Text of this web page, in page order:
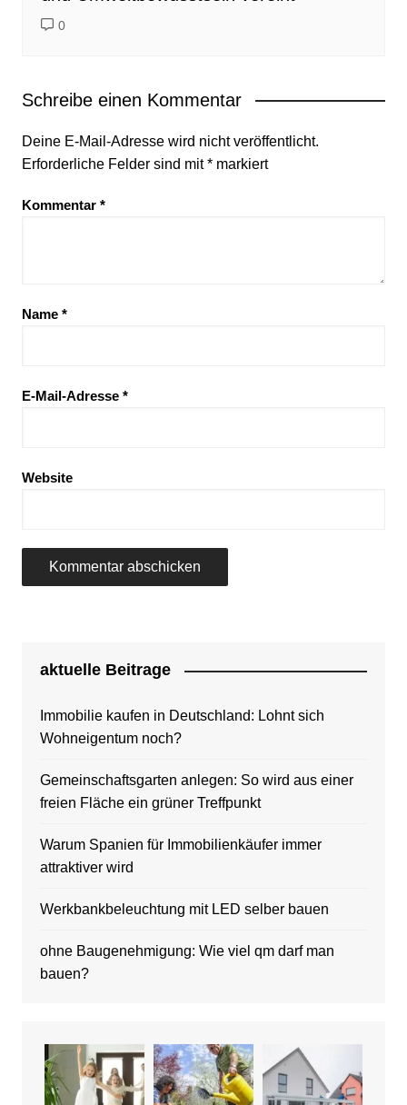
0
Schreibe einen Kommentar
Deine E-Mail-Adresse wird nicht veröffentlicht.
Erforderliche Felder sind mit*markiert
Kommentar *
Name *
E-Mail-Adresse *
Website
aktuelle Beitrage
Immobilie kaufen in Deutschland: Lohnt sich
Wohneigentum noch?
Gemeinschaftsgarten anlegen: So wird aus einer
freien Fläche ein grüner Treffpunkt
Warum Spanien für Immobilienkäufer immer
attraktiver wird
Werkbankbeleuchtung mit LED selber bauen
ohne Baugenehmigung: Wie viel qm darf man
bauen?